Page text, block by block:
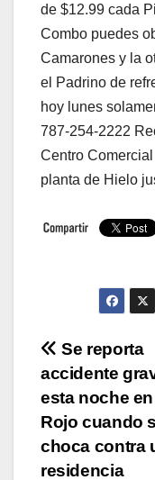
de $12.99 cada
Combo puedes
Camarones y la
el Padrino de
hoy lunes
787-254-2222
Centro
planta de Hielo
de
Se reporta
accidente
esta noche
Rojo cuando
choca contra
residencia